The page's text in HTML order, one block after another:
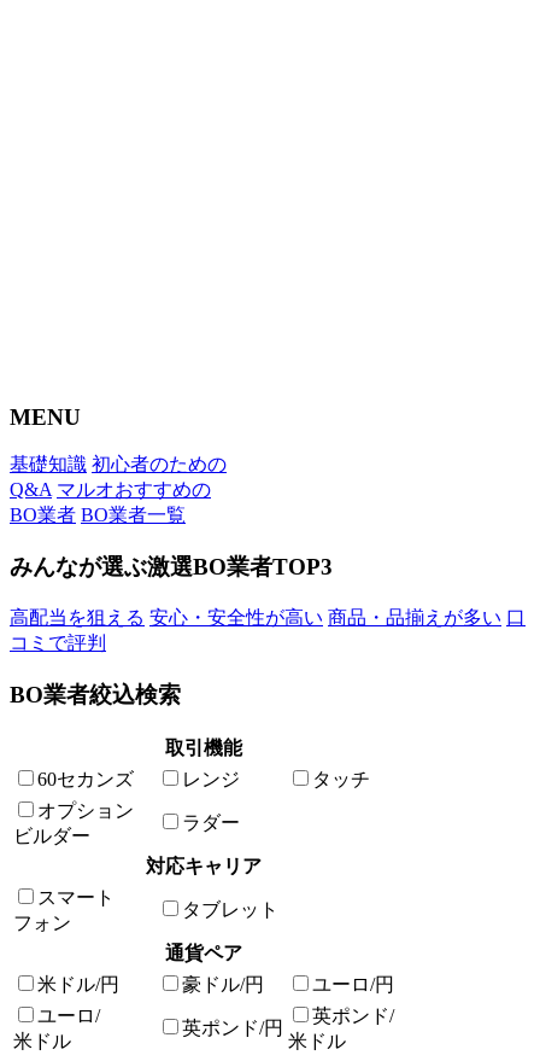
MENU
基礎知識 初心者のための
Q&A マルオおすすめの
BO業者 BO業者一覧
みんなが選ぶ激選BO業者TOP3
高配当を狙える 安心・安全性が高い 商品・品揃えが多い 口
コミで評判
BO業者絞込検索
取引機能
60セカンズ
レンジ
タッチ
オプション
ビルダー
ラダー
対応キャリア
スマート
フォン
タブレット
通貨ペア
米ドル/円
豪ドル/円
ユーロ/円
ユーロ/
米ドル
英ポンド/円
英ポンド/
米ドル